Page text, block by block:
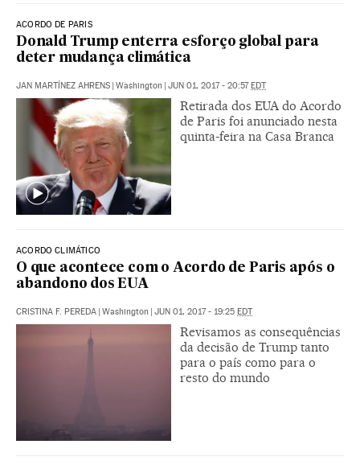
ACORDO DE PARIS
Donald Trump enterra esforço global para
deter mudança climática
JAN MARTÍNEZ AHRENS | Washington | JUN 01, 2017 - 20:57EDT
Retirada dos EUA do Acordo
de Paris foi anunciado nesta
quinta-feira na Casa Branca
ACORDO CLIMÁTICO
O que acontece com o Acordo de Paris após o
abandono dos EUA
CRISTINA F. PEREDA | Washington | JUN 01, 2017 - 19:25 EDT
Revisamos as consequências
da decisão de Trump tanto
para o país como para o
resto do mundo